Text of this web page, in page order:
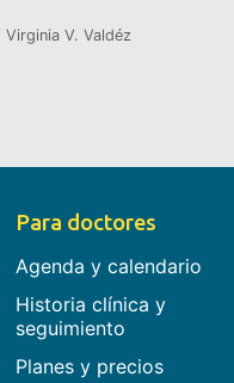
Virginia V. Valdéz
Para doctores
Agenda y calendario
Historia clínica y
seguimiento
Planes y precios